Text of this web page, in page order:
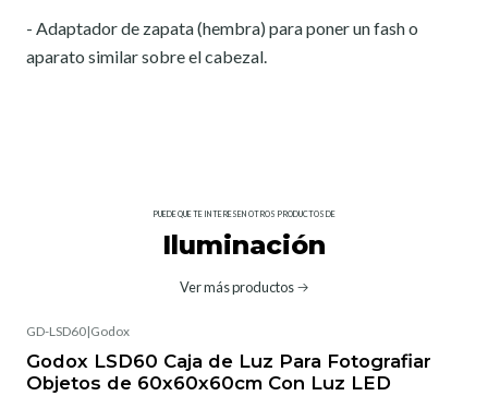
- Adaptador de zapata (hembra) para poner un fash o
aparato similar sobre el cabezal.
PUEDE QUE TE INTERESEN OTROS PRODUCTOS DE
Iluminación
Ver más productos
GD-LSD60|Godox
Godox LSD60 Caja de Luz Para Fotografiar
Objetos de 60x60x60cm Con Luz LED